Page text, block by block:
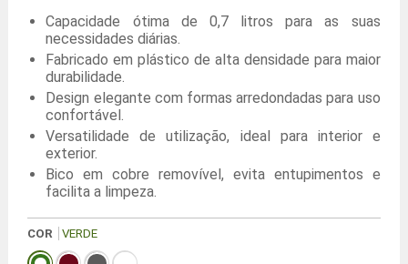
Capacidade ótima de 0,7 litros para as suas
necessidades diárias.
Fabricado em plástico de alta densidade para maior
durabilidade.
Design elegante com formas arredondadas para uso
confortável.
Versatilidade de utilização, ideal para interior e
exterior.
Bico em cobre removível, evita entupimentos e
facilita a limpeza.
COR VERDE